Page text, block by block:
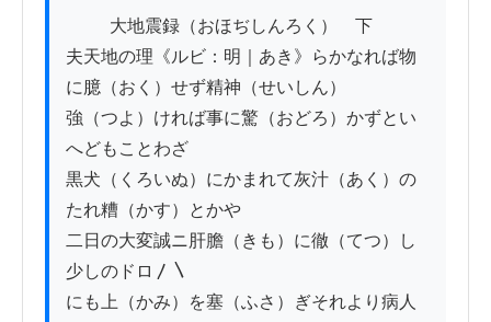
夫天地の理《ルビ：明｜あき》らかなれば物
に臆（おく）せず精神（せいしん）
強（つよ）ければ事に驚（おどろ）かずとい
へどもことわざ
黒犬（くろいぬ）にかまれて灰汁（あく）の
たれ糟（かす）とかや
二日の大変誠ニ肝膽（きも）に徹（てつ）し
少しのドロ〳〵
にも上（かみ）を塞（ふさ）ぎそれより病人